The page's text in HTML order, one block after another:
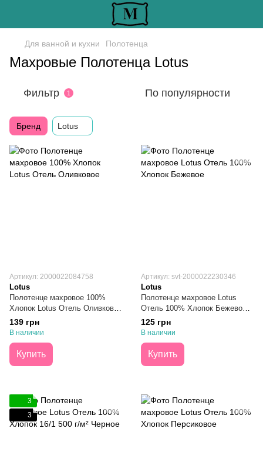
Для ванной и кухни Полотенца
Махровые Полотенца Lotus
Фильтр 1 По популярности
Бренд Lotus
Артикул: 2000022084758
Lotus
Полотенце махровое 100%
Хлопок Lotus Отель Оливковое
50х90
139 грн
В наличии
Купить
Артикул: svt-2000022230346
Lotus
Полотенце махровое Lotus
Отель 100% Хлопок Бежевое
40х70
125 грн
В наличии
Купить
3
3